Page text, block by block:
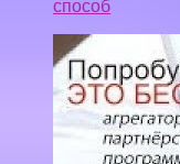
способ